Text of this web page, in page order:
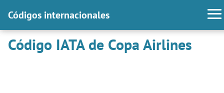
Códigos internacionales
Código IATA de Copa Airlines